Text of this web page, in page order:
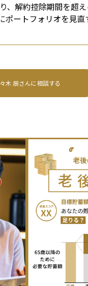
、解約控除期間を超
ートフォリオを見直
木 辰さんに相談する